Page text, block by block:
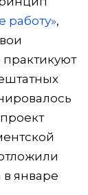
работу»,
январе